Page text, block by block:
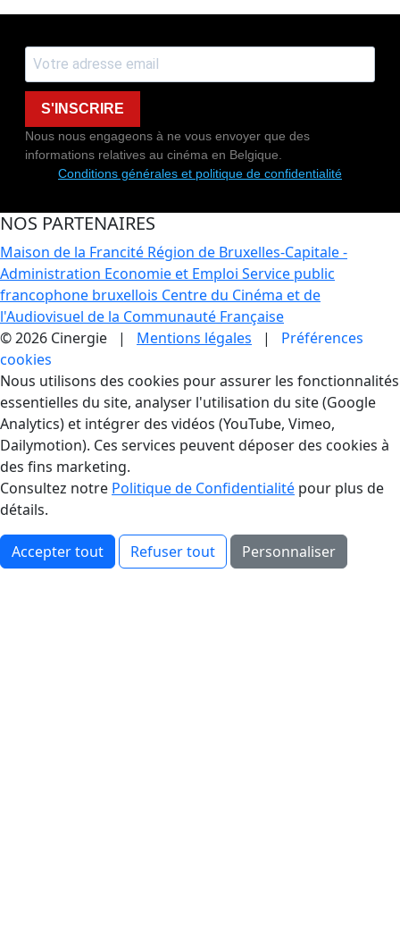
S'INSCRIRE
Nous nous engageons à ne vous envoyer que des
informations relatives au cinéma en Belgique.
Conditions générales et politique de confidentialité
NOS PARTENAIRES
Maison de la Francité Région de Bruxelles-Capitale -
Administration Economie et Emploi Service public
francophone bruxellois Centre du Cinéma et de
l'Audiovisuel de la Communauté Française
© 2026 Cinergie | Mentions légales | Préférences
cookies
Gestion des Cookies
Nous utilisons des cookies pour assurer les fonctionnalités
essentielles du site, analyser l'utilisation du site (Google
Analytics) et intégrer des vidéos (YouTube, Vimeo,
Dailymotion). Ces services peuvent déposer des cookies à
des fins marketing.
Consultez notre Politique de Confidentialité pour plus de
détails.
Accepter tout Refuser tout Personnaliser